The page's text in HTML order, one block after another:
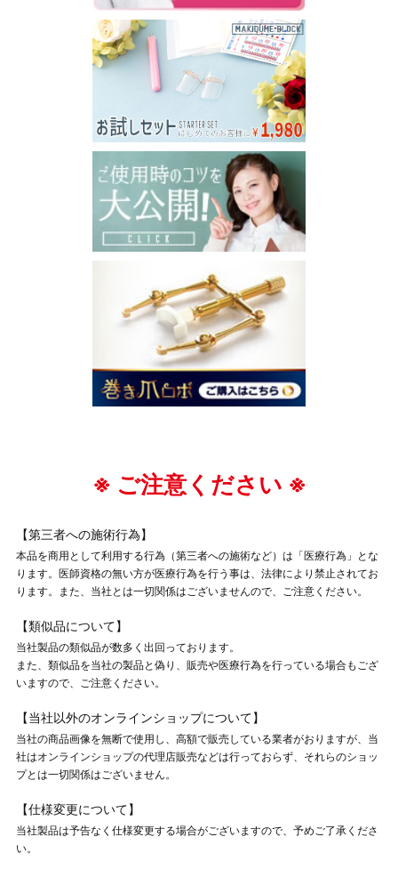
※ ご注意ください ※
【第三者への施術行為】
本品を商用として利用する行為（第三者への施術など）は「医療行為」とな
ります。医師資格の無い方が医療行為を行う事は、法律により禁止されてお
ります。また、当社とは一切関係はございませんので、ご注意ください。
【類似品について】
当社製品の類似品が数多く出回っております。
また、類似品を当社の製品と偽り、販売や医療行為を行っている場合もござ
いますので、ご注意ください。
【当社以外のオンラインショップについて】
当社の商品画像を無断で使用し、高額で販売している業者がおりますが、当
社はオンラインショップの代理店販売などは行っておらず、それらのショッ
プとは一切関係はございません。
【仕様変更について】
当社製品は予告なく仕様変更する場合がございますので、予めご了承くださ
い。